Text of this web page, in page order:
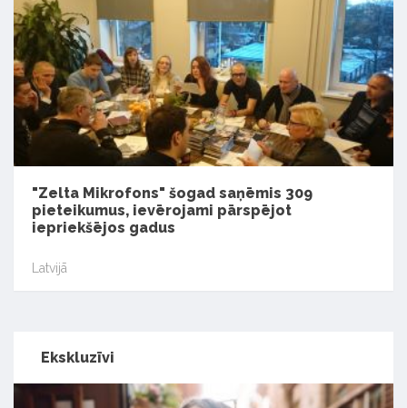
"Zelta Mikrofons" šogad saņēmis 309
pieteikumus, ievērojami pārspējot
iepriekšējos gadus
Latvijā
Ekskluzīvi